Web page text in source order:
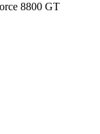
8800 GT